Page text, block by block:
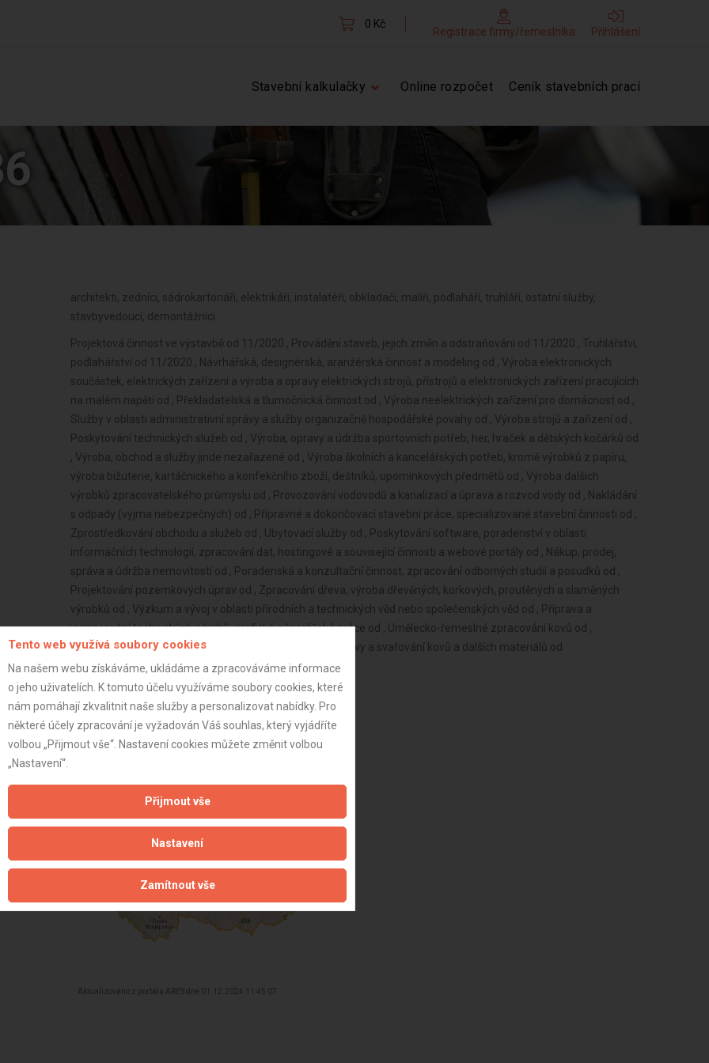
0 Kč
Registrace firmy/řemeslníka Přihlášení
Stavební kalkulačky Online rozpočet Ceník stavebních prací
architekti, zedníci, sádrokartonáři, elektrikáři, instalatéři, obkladači, malíři, podlaháři, truhláři, ostatní služby,
stavbyvedoucí, demontážníci
Projektová činnost ve výstavbě od 11/2020 , Provádění staveb, jejich změn a odstraňování od 11/2020 , Truhlářství,
podlahářství od 11/2020 , Návrhářská, designérská, aranžérská činnost a modeling od , Výroba elektronických
součástek, elektrických zařízení a výroba a opravy elektrických strojů, přístrojů a elektronických zařízení pracujících
na malém napětí od , Překladatelská a tlumočnická činnost od , Výroba neelektrických zařízení pro domácnost od ,
Služby v oblasti administrativní správy a služby organizačně hospodářské povahy od , Výroba strojů a zařízení od ,
Poskytování technických služeb od , Výroba, opravy a údržba sportovních potřeb, her, hraček a dětských kočárků od
, Výroba, obchod a služby jinde nezařazené od , Výroba školních a kancelářských potřeb, kromě výrobků z papíru,
výroba bižuterie, kartáčnického a konfekčního zboží, deštníků, upomínkových předmětů od , Výroba dalších
výrobků zpracovatelského průmyslu od , Provozování vodovodů a kanalizací a úprava a rozvod vody od , Nakládání
s odpady (vyjma nebezpečných) od , Přípravné a dokončovací stavební práce, specializované stavební činnosti od ,
Zprostředkování obchodu a služeb od , Ubytovací služby od , Poskytování software, poradenství v oblasti
informačních technologií, zpracování dat, hostingové a související činnosti a webové portály od , Nákup, prodej,
správa a údržba nemovitostí od , Poradenská a konzultační činnost, zpracování odborných studií a posudků od ,
Projektování pozemkových úprav od , Zpracování dřeva, výroba dřevěných, korkových, proutěných a slaměných
výrobků od , Výzkum a vývoj v oblasti přírodních a technických věd nebo společenských věd od , Příprava a
vypracování technických návrhů, grafické a kresličské práce od , Umělecko-řemeslné zpracování kovů od ,
Testování, měření, analýzy a kontroly od , Povrchové úpravy a svařování kovů a dalších materiálů od
Firma s.r.o.
Neplátce
40 let
Aktualizováno z portálu ARES dne 01.12.2024 11:45:07
Tento web využívá soubory cookies
Na našem webu získáváme, ukládáme a zpracováváme informace
o jeho uživatelích. K tomuto účelu využíváme soubory cookies, které
nám pomáhají zkvalitnit naše služby a personalizovat nabídky. Pro
některé účely zpracování je vyžadován Váš souhlas, který vyjádříte
volbou „Přijmout vše“. Nastavení cookies můžete změnit volbou
„Nastavení“.
Přijmout vše
Nastavení
Zamítnout vše